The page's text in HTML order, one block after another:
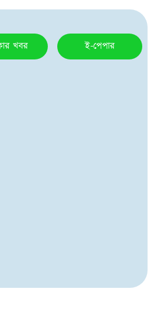
খবর ই-পেপার